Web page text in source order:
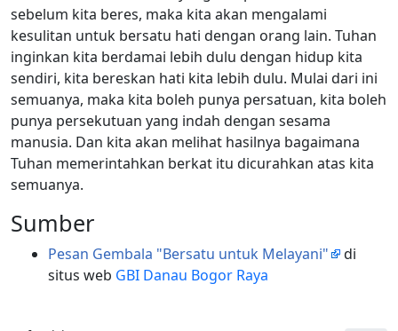
sebelum kita beres, maka kita akan mengalami
kesulitan untuk bersatu hati dengan orang lain. Tuhan
inginkan kita berdamai lebih dulu dengan hidup kita
sendiri, kita bereskan hati kita lebih dulu. Mulai dari ini
semuanya, maka kita boleh punya persatuan, kita boleh
punya persekutuan yang indah dengan sesama
manusia. Dan kita akan melihat hasilnya bagaimana
Tuhan memerintahkan berkat itu dicurahkan atas kita
semuanya.
Sumber
Pesan Gembala "Bersatu untuk Melayani"
di
situs web GBI Danau Bogor Raya